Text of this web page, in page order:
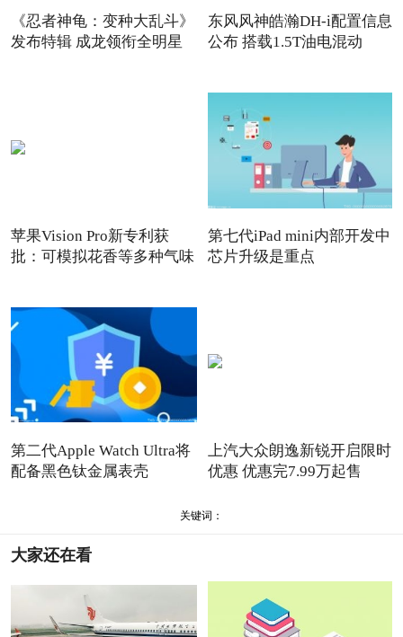
《忍者神龟：变种大乱斗》
发布特辑 成龙领衔全明星
东风风神皓瀚DH-i配置信息
公布 搭载1.5T油电混动
苹果Vision Pro新专利获
批：可模拟花香等多种气味
第七代iPad mini内部开发中
芯片升级是重点
第二代Apple Watch Ultra将
配备黑色钛金属表壳
上汽大众朗逸新锐开启限时
优惠 优惠完7.99万起售
关键词：
大家还在看